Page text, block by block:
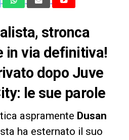
stronca
in via definitiva!
dopo Juve
le sue parole
aspramente Dusan
ha esternato il suo